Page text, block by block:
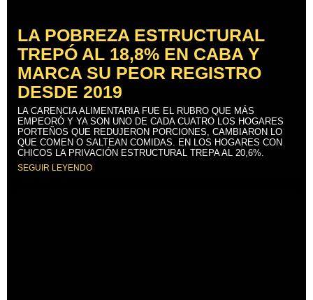
LA POBREZA ESTRUCTURAL
TREPÓ AL 18,8% EN CABA Y
MARCA SU PEOR REGISTRO
DESDE 2019
LA CARENCIA ALIMENTARIA FUE EL RUBRO QUE MÁS
EMPEORÓ Y YA SON UNO DE CADA CUATRO LOS HOGARES
PORTEÑOS QUE REDUJERON PORCIONES, CAMBIARON LO
QUE COMEN O SALTEAN COMIDAS. EN LOS HOGARES CON
CHICOS LA PRIVACIÓN ESTRUCTURAL TREPA AL 20,6%.
SEGUIR LEYENDO